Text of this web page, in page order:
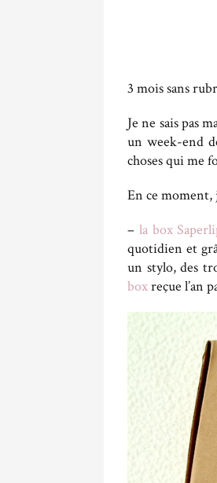
3 mois sans
Je ne sais pas
un week-end
choses qui me
En ce moment,
– la box
quotidien et
un stylo, des
boxreçue l’an